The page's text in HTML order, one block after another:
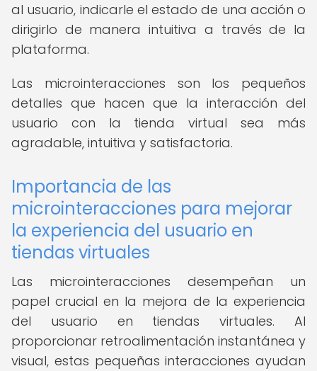
al usuario, indicarle el estado de una acción o
dirigirlo de manera intuitiva a través de la
plataforma.
Las microinteracciones son los pequeños
detalles que hacen que la interacción del
usuario con la tienda virtual sea más
agradable, intuitiva y satisfactoria.
Importancia de las
microinteracciones para mejorar
la experiencia del usuario en
tiendas virtuales
Las microinteracciones desempeñan un
papel crucial en la mejora de la experiencia
del usuario en tiendas virtuales. Al
proporcionar retroalimentación instantánea y
visual, estas pequeñas interacciones ayudan